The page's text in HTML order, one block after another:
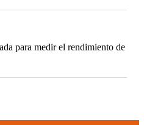
para medir el rendimiento de